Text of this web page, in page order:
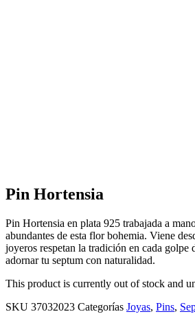
Pin Hortensia
Pin Hortensia en plata 925 trabajada a
abundantes de esta flor bohemia. Viene
joyeros respetan la tradición en cada golpe
adornar tu septum con naturalidad.
This product is currently out of stock and
SKU 37032023 Categorías Joyas, Pins,